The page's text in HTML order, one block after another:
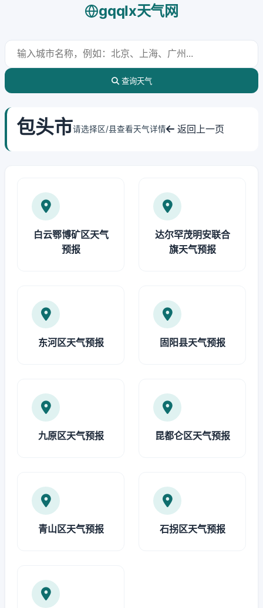
gqqlx天气网
查询天气
包头市请选择区/县查看天气详情 返回上一页
白云鄂博矿区天气
预报
达尔罕茂明安联合
旗天气预报
东河区天气预报 固阳县天气预报
九原区天气预报 昆都仑区天气预报
青山区天气预报 石拐区天气预报